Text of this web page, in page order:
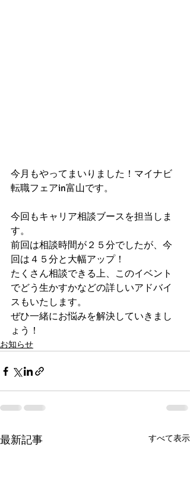
今月もやってまいりました！マイナビ
転職フェアin富山です。
今回もキャリア相談ブースを担当しま
す。
前回は相談時間が２５分でしたが、今
回は４５分と大幅アップ！
たくさん相談できる上、このイベント
でどう生かすかなどの詳しいアドバイ
スもいたします。
ぜひ一緒にお悩みを解決していきまし
ょう！
お知らせ
最新記事 すべて表示